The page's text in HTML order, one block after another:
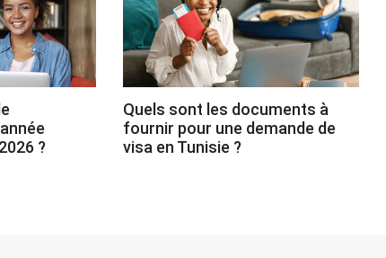
?
Quels sont les documents à
fournir pour une demande de
visa en Tunisie ?